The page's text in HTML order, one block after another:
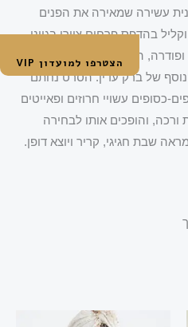
עשירה שמאירה את הפנים
בהדפס פרחים ציורי בגווני
השזור כולו בפסי לורקס
נוסף של ברק עדין. הסרט נחתם
כסופים עשויי חרוזים ופאייטים
והופכים אותו לבחירה
שבת חגיגי, קריר ויוצא דופן.
הצטרפו למועדון VIP